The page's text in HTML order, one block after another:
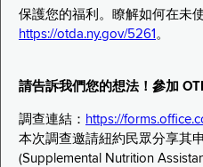
保護您的福利。瞭解如何在未
https://otda.ny.gov/5261 。
請告訴我們您的想法！參加
調查連結： https://
本次調查邀請紐約民眾分享其
(Supplemental Nutrition